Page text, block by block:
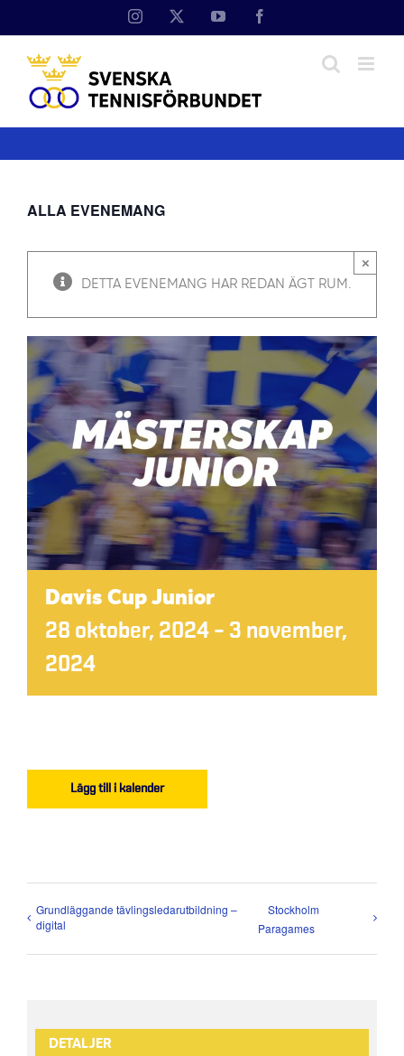
Instagram YouTube
ALLA EVENEMANG
DETTA EVENEMANG HAR REDAN ÄGT RUM.
×
Davis Cup Junior
28 oktober, 2024 – 3 november,
2024
Lägg till i kalender
Grundläggande tävlingsledarutbildning –
digital
Stockholm
Paragames
DETALJER